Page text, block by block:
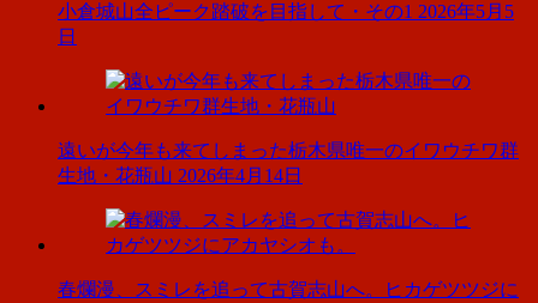
小倉城山全ピーク踏破を目指して・その1 2026年5月5
日
遠いが今年も来てしまった栃木県唯一のイワウチワ群
生地・花瓶山 2026年4月14日
春爛漫、スミレを追って古賀志山へ。ヒカゲツツジに